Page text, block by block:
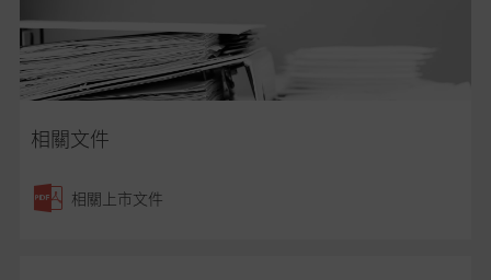
相關文件
相關上市文件
及合時性負上責任，除非這是有關適用的的法律及/或法規所規
定。
網站內容不構成要約及徵求要約，或作為任何合約的根據，以購
準備的資料編製而成，但不包括麥格理集團職員所知的資料。